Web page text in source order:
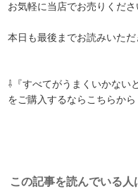
お気軽に当店でお売りくだ
本日も最後までお読みいた
⇩『すべてがうまくいかない
をご購入するならこちらから
この記事を読んでいる